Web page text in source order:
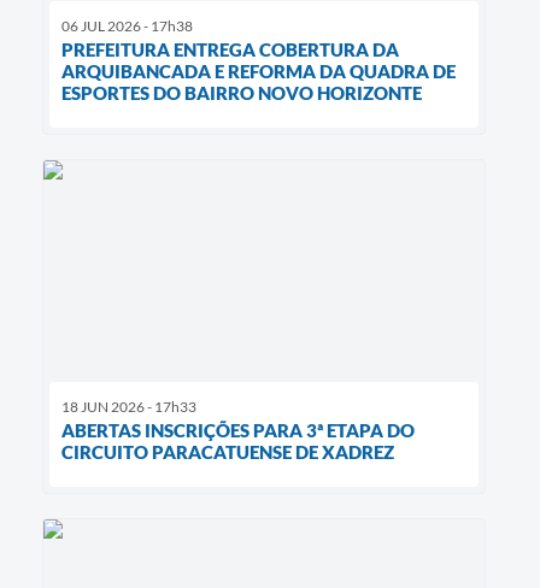
06 JUL 2026 - 17h38
PREFEITURA ENTREGA COBERTURA DA
ARQUIBANCADA E REFORMA DA QUADRA DE
ESPORTES DO BAIRRO NOVO HORIZONTE
18 JUN 2026 - 17h33
ABERTAS INSCRIÇÕES PARA 3ª ETAPA DO
CIRCUITO PARACATUENSE DE XADREZ